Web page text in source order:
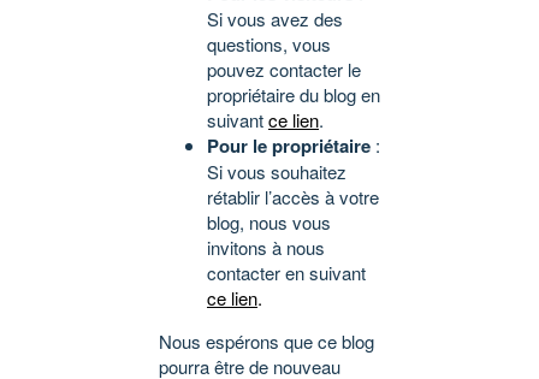
Si vous avez des
questions, vous
pouvez contacter le
propriétaire du blog en
suivantce lien.
Pour le propriétaire :
Si vous souhaitez
rétablir l’accès à votre
blog, nous vous
invitons à nous
contacter en suivant
ce lien.
Nous espérons que ce blog
pourra être de nouveau